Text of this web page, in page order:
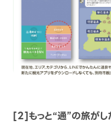
[２]もっと“通”の旅が